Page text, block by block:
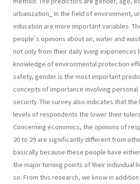
urbanization_ In the field of environment,
education are more important variables.
people's opinions about air, water and
not only from their daily living experiences
knowledge of environmental protection
safety, gender is the most important
concepts of importance involving
security. The survey also indicates that
levels of respondents the lower their
Concerning economics, the opinions of
20 to 29 are significantly different from
basically because these people have
the major turning points of their individual
so. From this research, we know in